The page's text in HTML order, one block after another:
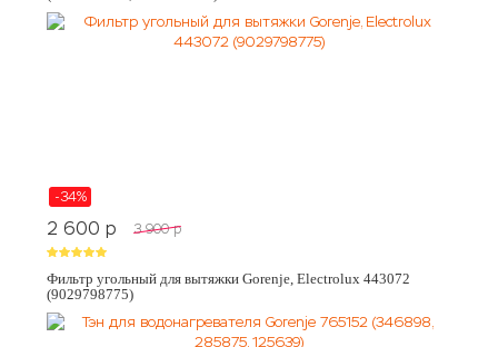
-34%
2 600 p 3 900 p
Фильтр угольный для вытяжки Gorenje, Electrolux 443072
(9029798775)